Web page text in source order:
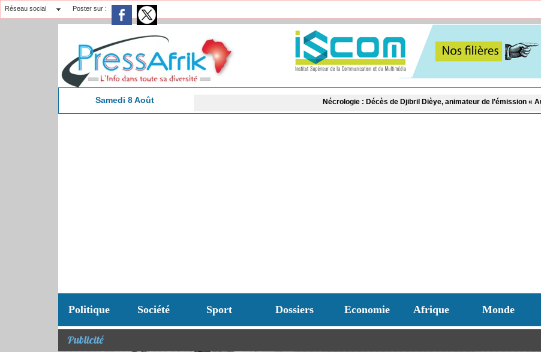
Réseau social Poster sur :
Samedi 8 Août Nécrologie : Décès de Djibril Dièye, animateur de l’émission « Auto Mag » sur la TFM
Politique Société Sport Dossiers Economie Afrique Monde
Publicité